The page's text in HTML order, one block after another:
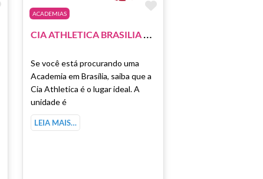
Marcar como Favorito
ACADEMIAS
Marcar como
C
IA ATHLETICA BRASILIA – SHOPPING PIER 21
Se você está procurando uma
Academia em Brasília, saiba que a
Cia Athletica é o lugar ideal. A
unidade é
LEIA MAIS…